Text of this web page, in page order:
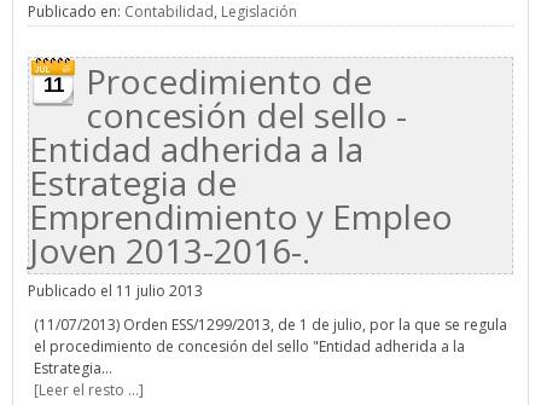
Publicado en: Contabilidad, Legislación
11 Procedimiento de
concesión del sello -
Entidad adherida a la
Estrategia de
Emprendimiento y Empleo
Joven 2013-2016-.
Publicado el 11 julio 2013
(11/07/2013) Orden ESS/1299/2013, de 1 de julio, por la que se regula
el procedimiento de concesión del sello "Entidad adherida a la
Estrategia...
[Leer el resto ...]